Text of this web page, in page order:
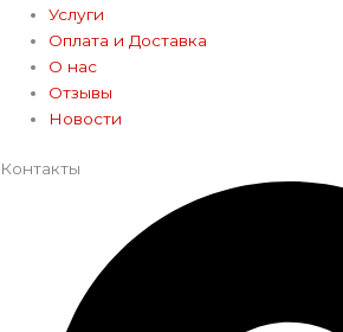
Услуги
Оплата и Доставка
О нас
Отзывы
Новости
Контакты